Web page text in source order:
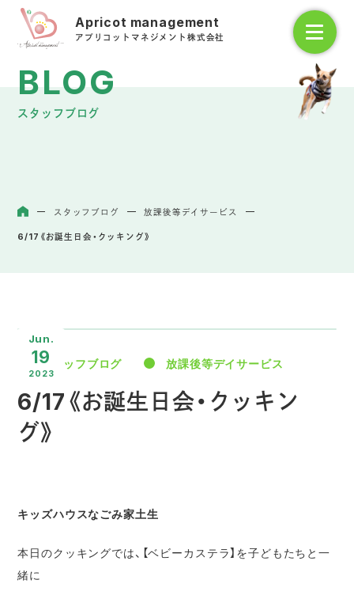
アプリコットマネジメント株式会社
スタッフブログ
ホームスタッフブログ 放課後等デイサービス
6/17《お誕生日会・クッキング》
Jun.
19
2023
スタッフブログ 放課後等デイサービス
6/17《お誕生日会・クッキン
グ》
キッズハウスなごみ家土生
本日のクッキングでは、【ベビーカステラ】を子どもたちと一
緒に